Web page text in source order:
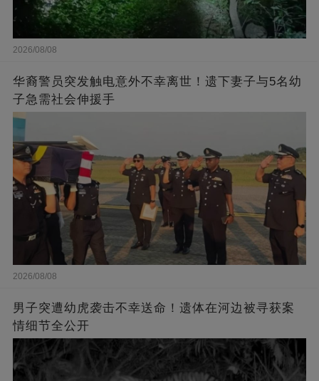
2026/08/08
华裔警员突发触电意外不幸离世！遗下妻子与5名幼
子急需社会伸援手
2026/08/08
男子突遭幼虎袭击不幸送命！遗体在河边被寻获案
情细节全公开